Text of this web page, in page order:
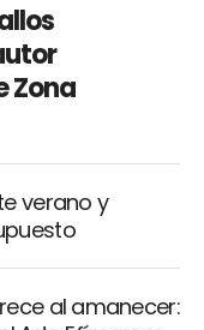
Zona
verano y
al amanecer: